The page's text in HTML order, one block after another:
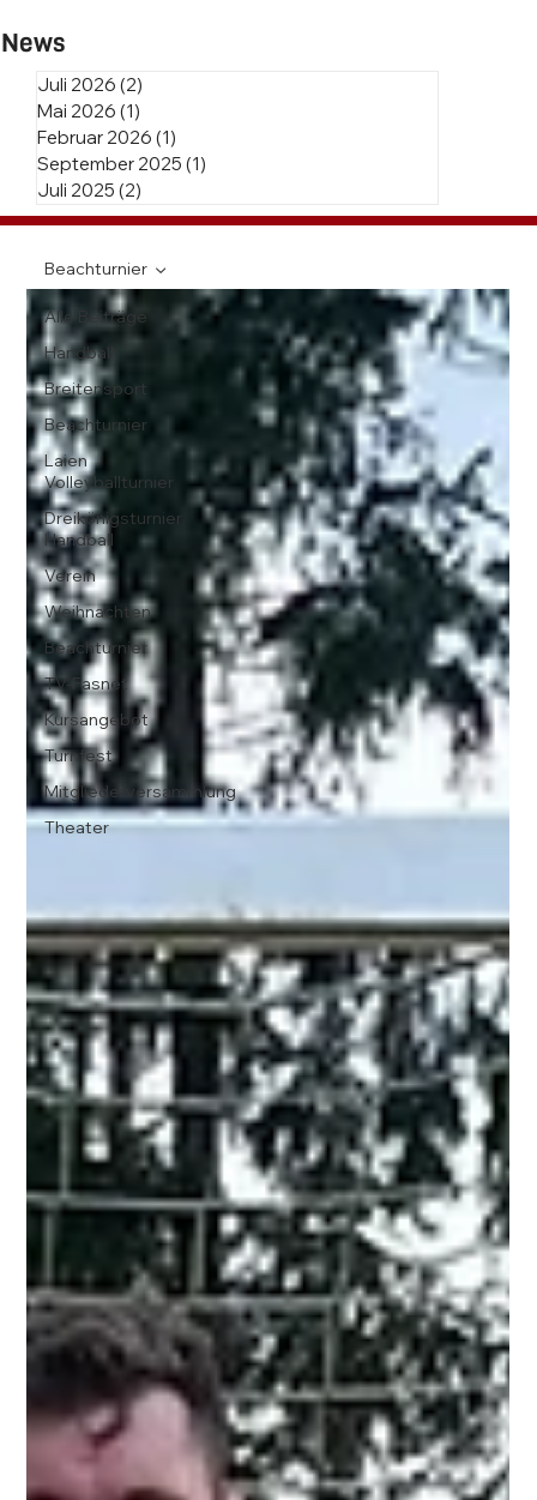
News
Juli 2026 (2)
Mai 2026 (1)
Februar 2026 (1)
September 2025 (1)
Juli 2025 (2)
Alle Beiträge
Handball
Breitensport
Beachturnier
Laien
Volleyballturnier
Dreikönigsturnier
Handball
Verein
Weihnachten
Beachturnier
TV-Fasnet
Kursangebot
Turnfest
Mitgliederversammlung
Theater
Beachturnier